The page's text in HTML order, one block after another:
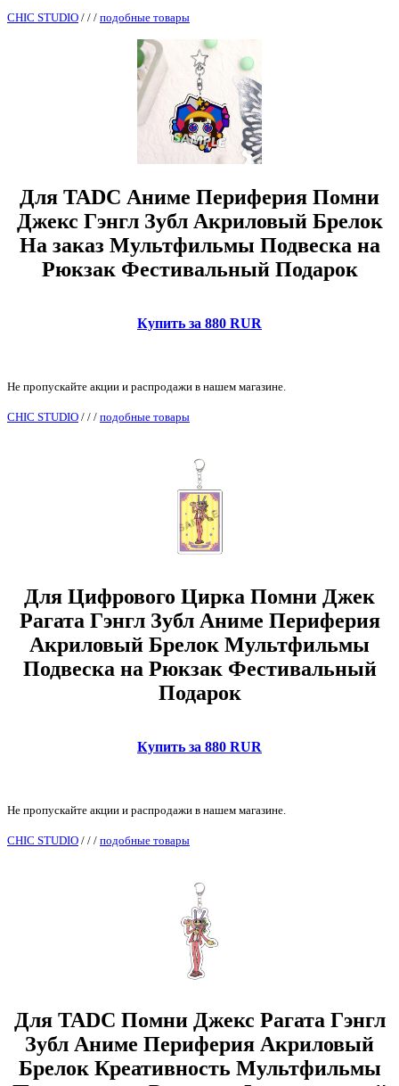
CHIC STUDIO / / / подобные товары
Для TADC Аниме Периферия Помни
Джекс Гэнгл Зубл Акриловый Брелок
На заказ Мультфильмы Подвеска на
Рюкзак Фестивальный Подарок
Купить за 880 RUR
Не пропускайте акции и распродажи в нашем магазине.
CHIC STUDIO / / / подобные товары
Для Цифрового Цирка Помни Джек
Рагата Гэнгл Зубл Аниме Периферия
Акриловый Брелок Мультфильмы
Подвеска на Рюкзак Фестивальный
Подарок
Купить за 880 RUR
Не пропускайте акции и распродажи в нашем магазине.
CHIC STUDIO / / / подобные товары
Для TADC Помни Джекс Рагата Гэнгл
Зубл Аниме Периферия Акриловый
Брелок Креативность Мультфильмы